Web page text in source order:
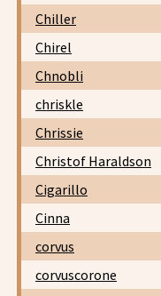
Chiller
Chirel
Chnobli
chriskle
Chrissie
Christof Haraldson
Cigarillo
Cinna
corvus
corvuscorone